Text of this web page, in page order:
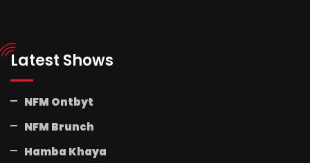
Latest Shows
NFM Ontbyt
NFM Brunch
Hamba Khaya